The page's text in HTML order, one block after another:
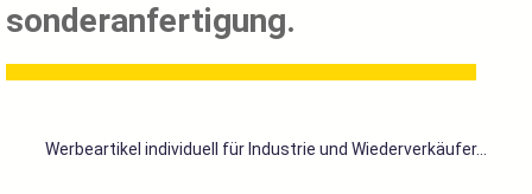
sonderanfertigung.
Werbeartikel individuell für Industrie und Wiederverkäufer...